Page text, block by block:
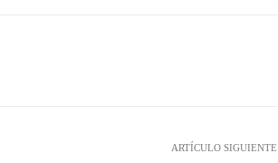
ARTÍCULO SIGUIENTE